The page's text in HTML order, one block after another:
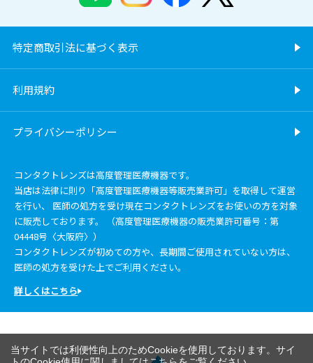
特定商取引法に基づく表示
利用規約
プライバシーポリシー
コンタクトレンズは高度管理医療機器です。
当店は法律に則り「高度管理医療機器等販売業許可」を取得して運営
を行い、 医師の処方を受け現在コンタクトレンズをお使いの方を対象
に販売しております。 （高度管理医療機器の販売業許可番号：第
04448号〈大阪府〉）
コンタクトレンズが初めての方や、長期間ご使用されていない方は、
医師の処方を受けた上でご利用ください。
詳しくはこちら
当サイトでは利便性向上のためCookieを使用しております。サイ